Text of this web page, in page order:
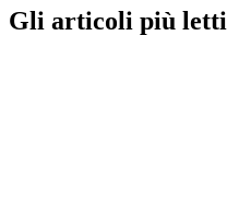
Gli articoli più letti